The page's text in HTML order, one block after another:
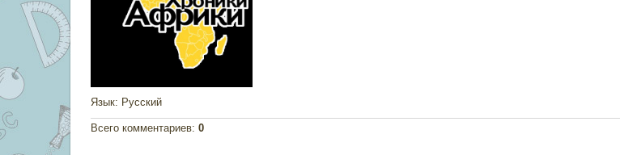
Язык: Русский
Всего комментариев: 0